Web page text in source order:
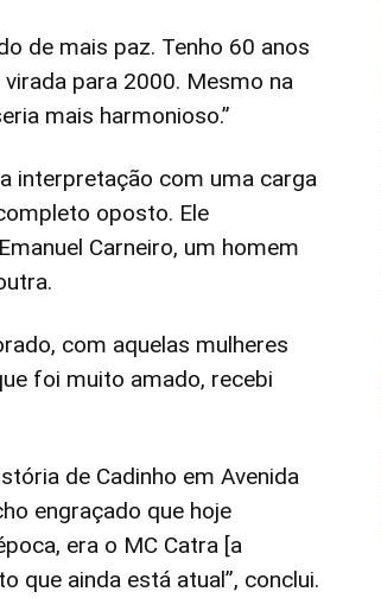
de mais paz. Tenho 60 anos
para 2000. Mesmo na
mais harmonioso.”
interpretação com uma carga
oposto. Ele
Carneiro, um homem
com aquelas mulheres
foi muito amado, recebi
de Cadinho em Avenida
engraçado que hoje
era o MC Catra [a
que ainda está atual”, conclui.